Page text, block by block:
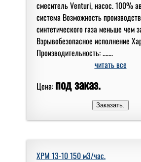
смеситель Venturi, насос. 100%
система Возможность
синтетического газа меньше чем
Взрывобезопасное исполнение
Производительность: .......
читать все
Цена: под заказ.
XPM 13-10 150 м3/час.